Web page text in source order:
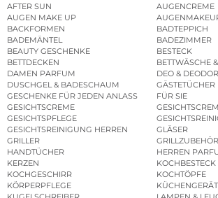
AFTER SUN
AUGENCREME
AUGEN MAKE UP
BACKFORMEN
BADTEPPICH
BADEMÄNTEL
BADEZIMMER
BEAUTY GESCHENKE
BESTECK
BETTDECKEN
BETTWÄSCHE
DAMEN PARFUM
DEO &
DUSCHGEL & BADESCHAUM
GÄSTETÜCHER
GESCHENKE FÜR JEDEN ANLASS
FÜR SIE
GESICHTSCREME
GESICHTSPFLEGE
GESICHTSREINIGUNG HERREN
GLÄSER
GRILLER
GRILLZUBEHÖR
HANDTÜCHER
HERREN
KERZEN
KOCHBESTECK
KOCHGESCHIRR
KOCHTÖPFE
KÖRPERPFLEGE